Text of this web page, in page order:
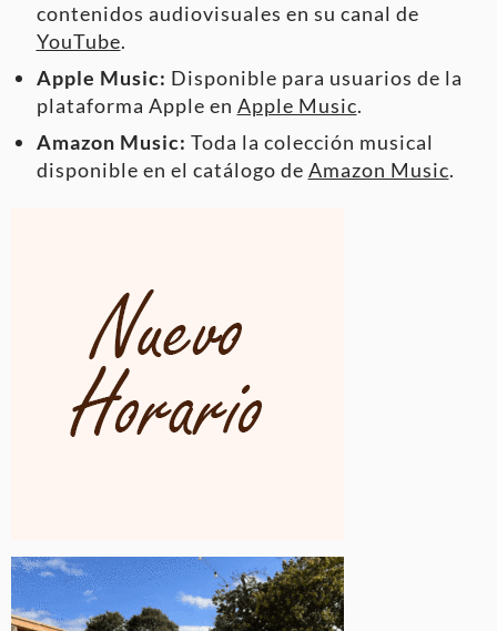
contenidos audiovisuales en su canal de
YouTube.
Apple Music: Disponible para usuarios de la
plataforma Apple en Apple Music.
Amazon Music: Toda la colección musical
disponible en el catálogo de Amazon Music.